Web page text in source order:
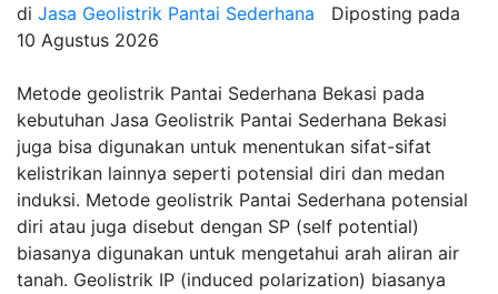
di Jasa Geolistrik Pantai Sederhana
Diposting pada
10 Agustus 2026
Metode geolistrik Pantai Sederhana Bekasi pada
kebutuhan Jasa Geolistrik Pantai Sederhana Bekasi
juga bisa digunakan untuk menentukan sifat-sifat
kelistrikan lainnya seperti potensial diri dan medan
induksi. Metode geolistrik Pantai Sederhana potensial
diri atau juga disebut dengan SP (self potential)
biasanya digunakan untuk mengetahui arah aliran air
tanah. Geolistrik IP (induced polarization) biasanya